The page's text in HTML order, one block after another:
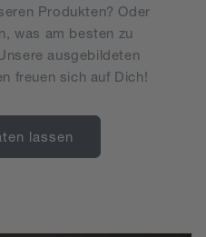
Produkten? Oder
was am besten zu
ausgebildeten
freuen sich auf Dich!
lassen